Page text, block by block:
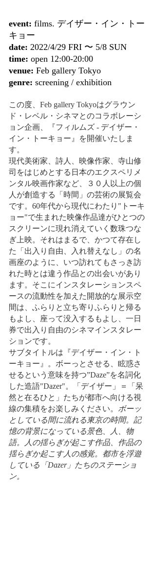
event: films. デイザー・イン・トー
キョー
date: 2022/4/29 FRI 〜 5/8 SUN
time: open 12:00-20:00
venue: Feb gallery Tokyo
genre: screening / exhibition
この度、Feb gallery Tokyoはグラウン
ド・レベル・シネマとのコラボレーシ
ョン企画、『フィルムズ - デイザー・
イン・トーキョー』を開催いたしま
す。
現代美術家、詩人、映像作家、寺山修
司をはじめとする日本のエクスペリメ
ンタル映画作家など、３０人以上の個
人が創造する「時間」の芸術の展覧会
です。60年代から現代にわたり"トーキ
ョー"で生まれた映像作品達がひとつの
スクリーンに現れ消えていく数珠つな
ぎ上映。それはまるで、かつて存在し
た「出入り自由、入れ替えなし」の名
画座のように、いつ訪れてもさっき訪
れた時とは違う作品との出会いがあり
ます。そこにインスタレーションスペ
ースの流動性を加えた開放的な展示空
間は、ふらりと立ち寄りふらりと帰る
もよし、座って没入するもよし、一日
券で出入り自由のシネマインスタレー
ションです。
サブタイトルは『デイザー・イン・ト
ーキョー』。ボーっとさせる、眩惑さ
せるという意味を持つ”Daze”を名詞化
した造語"Dazer"。「デイザー」＝「呆
然と在るひと」たちが都市へ向ける視
線の集積をお楽しみください。 ボーッ
としている間に流れる東京の時間。記
憶の背景になっている景色、人、物
語。人の揺らぎが起こす作品、作品の
揺らぎか起こす人の感覚。都市を浮遊
している「Dazer」たちのステーショ
ン。